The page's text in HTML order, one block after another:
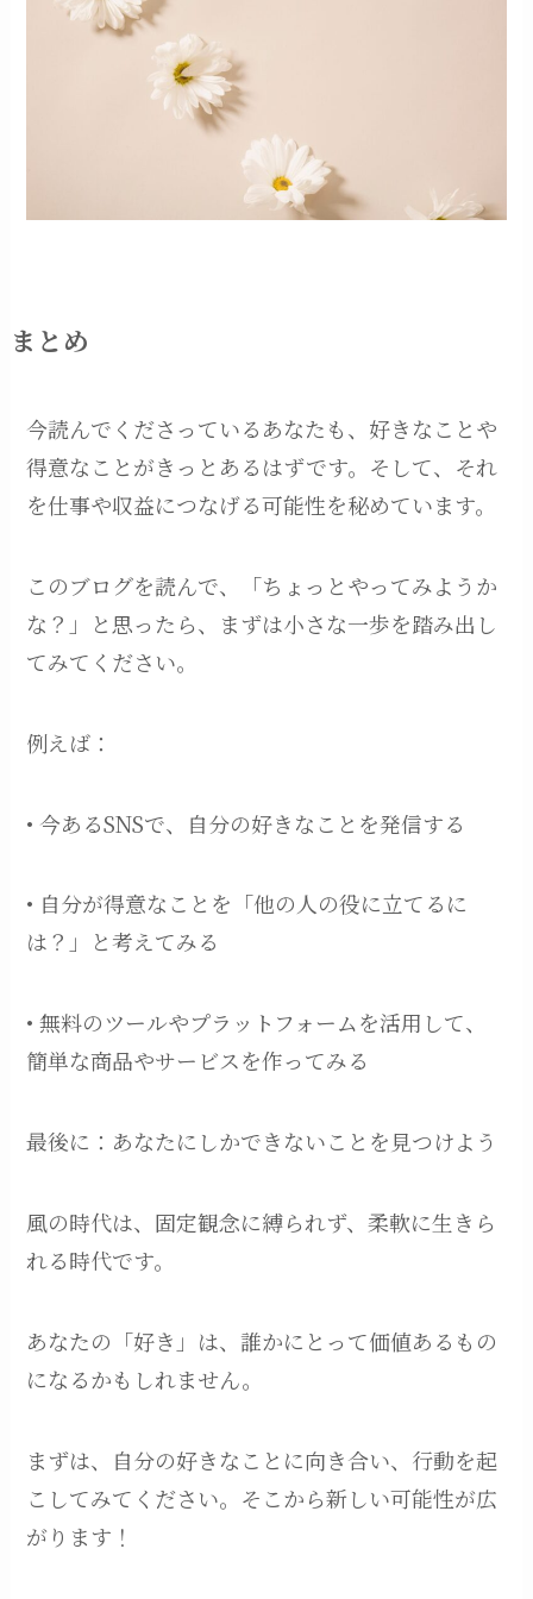
まとめ
今読んでくださっているあなたも、好きなことや
得意なことがきっとあるはずです。そして、それ
を仕事や収益につなげる可能性を秘めています。
このブログを読んで、「ちょっとやってみようか
な？」と思ったら、まずは小さな一歩を踏み出し
てみてください。
例えば：
• 今あるSNSで、自分の好きなことを発信する
• 自分が得意なことを「他の人の役に立てるに
は？」と考えてみる
• 無料のツールやプラットフォームを活用して、
簡単な商品やサービスを作ってみる
最後に：あなたにしかできないことを見つけよう
風の時代は、固定観念に縛られず、柔軟に生きら
れる時代です。
あなたの「好き」は、誰かにとって価値あるもの
になるかもしれません。
まずは、自分の好きなことに向き合い、行動を起
こしてみてください。そこから新しい可能性が広
がります！